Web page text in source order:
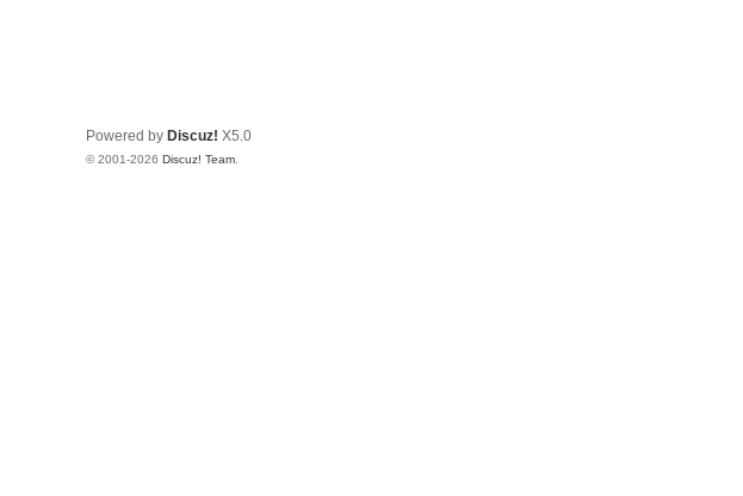
Powered by Discuz! X5.0
© 2001-2026 Discuz! Team